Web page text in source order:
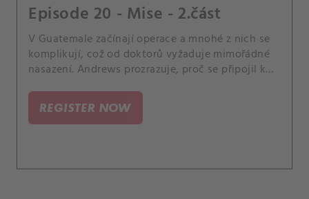
Episode 20 - Mise - 2.část
V Guatemale začínají operace a mnohé z nich se
komplikují, což od doktorů vyžaduje mimořádné
nasazení. Andrews prozrazuje, proč se připojil k
REGISTER NOW